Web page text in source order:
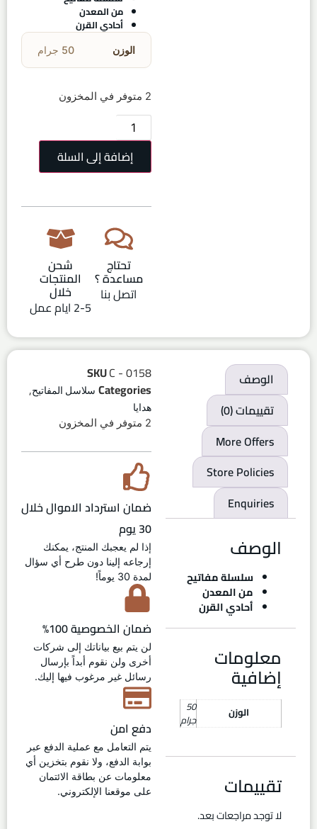
من المعدن
أحادي القرن
الوزن 50 جرام
2 متوفر في المخزون
إضافة إلى السلة
تحتاج
مساعدة ؟
اتصل بنا
شحن
المنتجات
خلال
2-5 ايام عمل
الوصف
تقييمات (0)
More Offers
Store Policies
Enquiries
الوصف
سلسلة مفاتيح
من المعدن
أحادي القرن
معلومات
إضافية
الوزن 50
جرام
تقييمات
لا توجد مراجعات بعد.
SKUC - 0158
Categories سلاسل المفاتيح,
هدايا
2 متوفر في المخزون
ضمان استرداد الاموال خلال
30 يوم
إذا لم يعجبك المنتج، يمكنك
إرجاعه إلينا دون طرح أي سؤال
لمدة 30 يوماً!
ضمان الخصوصية 100%
لن يتم بيع بياناتك إلى شركات
أخرى ولن نقوم أبداً بإرسال
رسائل غير مرغوب فيها إليك.
دفع امن
يتم التعامل مع عملية الدفع عبر
بوابة الدفع، ولا نقوم بتخزين أي
معلومات عن بطاقة الائتمان
على موقعنا الإلكتروني.